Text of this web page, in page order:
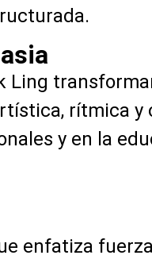
Ling
rítmica y
y en la
enfatiza